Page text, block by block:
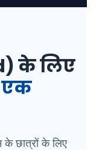
के लिए
एक
के छात्रों के लिए